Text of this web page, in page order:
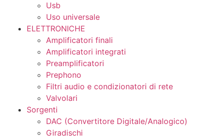
Usb
Uso universale
ELETTRONICHE
Amplificatori finali
Amplificatori integrati
Preamplificatori
Prephono
Filtri audio e condizionatori di rete
Valvolari
Sorgenti
DAC (Convertitore Digitale/Analogico)
Giradischi